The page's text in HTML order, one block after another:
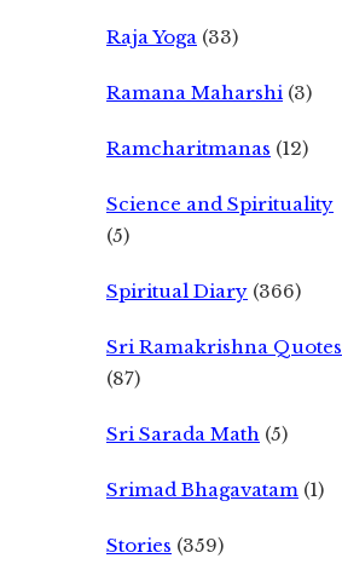
Raja Yoga (33)
Ramana Maharshi (3)
Ramcharitmanas (12)
Science and Spirituality
(5)
Spiritual Diary (366)
Sri Ramakrishna Quotes
(87)
Sri Sarada Math (5)
Srimad Bhagavatam (1)
Stories (359)